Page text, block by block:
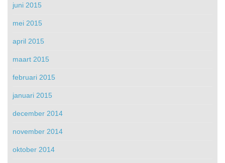
juni 2015
mei 2015
april 2015
maart 2015
februari 2015
januari 2015
december 2014
november 2014
oktober 2014